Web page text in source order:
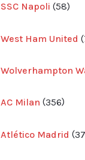
SSC Napoli 58
West Ham United
Wolverhampton
AC Milan 356
Atlético Madrid